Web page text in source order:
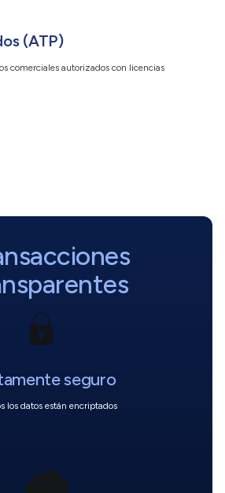
(ATP)
comerciales autorizados con licencias
seguro
los datos están encriptados